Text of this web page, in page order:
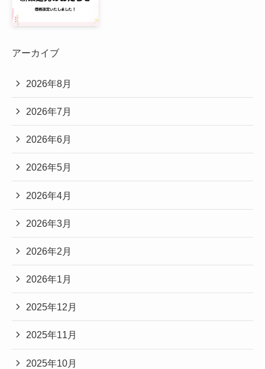
アーカイブ
2026年8月
2026年7月
2026年6月
2026年5月
2026年4月
2026年3月
2026年2月
2026年1月
2025年12月
2025年11月
2025年10月